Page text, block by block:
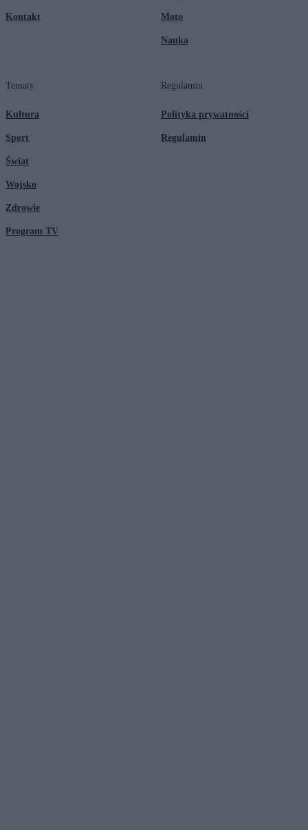
Kontakt Moto
Nauka
Tematy
Kultura
Sport
Świat
Wojsko
Zdrowie
Program TV
Regulamin
Polityka prywatności
Regulamin